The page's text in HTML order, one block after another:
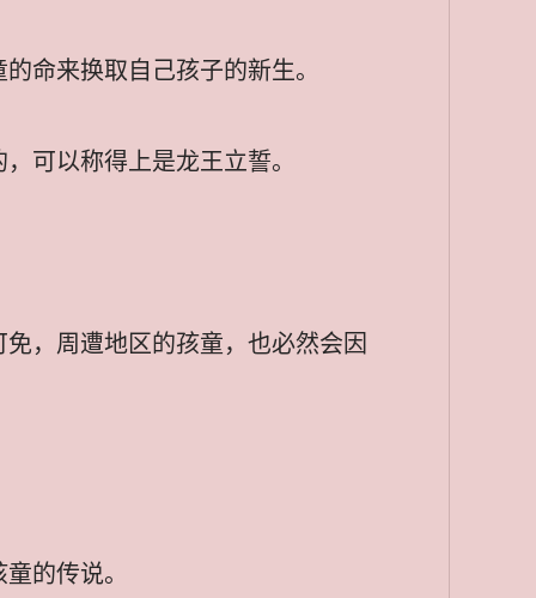
命来换取自己孩子的新生。
可以称得上是龙王立誓。
，周遭地区的孩童，也必然会因
的传说。